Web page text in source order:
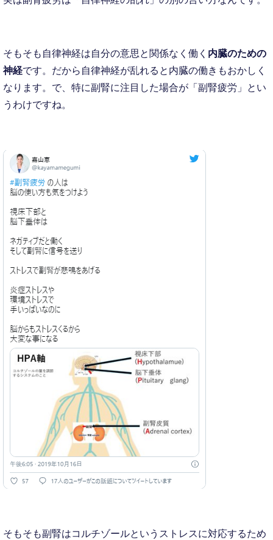
そもそも自律神経は自分の意思と関係なく働く 内臓のための
神経です。だから自律神経が乱れると内臓の働きもおかしく
なります。で、特に副腎に注目した場合が「副腎疲労」とい
うわけですね。
そもそも副腎はコルチゾールというストレスに対応するため